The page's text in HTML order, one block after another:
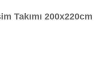
Takımı 200x220cm